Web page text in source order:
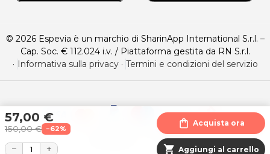
© 2026 Espevia è un marchio di SharinApp International S.r.l. –
Cap. Soc. € 112.024 i.v. / Piattaforma gestita da RN S.r.l.
· Informativa sulla privacy· Termini e condizioni del servizio
57,00 €
150,00 € −62% shopping_bag Acquista ora
− + shopping_cart Aggiungi al carrello